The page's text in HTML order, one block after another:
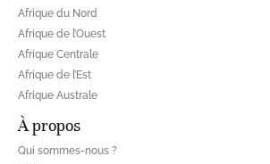
Afrique du Nord
Afrique de l’Ouest
Afrique Centrale
Afrique de l’Est
Afrique Australe
À propos
Qui sommes-nous ?